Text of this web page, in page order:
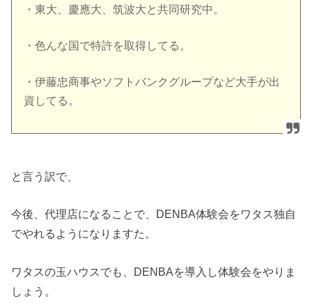
・東大、慶應大、筑波大と共同研究中。
・色んな国で特許を取得してる。
・伊藤忠商事やソフトバンクグループなど大手が出
資してる。
と言う訳で、
今後、代理店になることで、DENBA体験会をワタス独自
でやれるようになりますた。
ワタスの玉ハウスでも、DENBAを導入し体験会をやりま
しょう。